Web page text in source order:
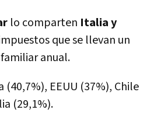
lo comparten Italia y
que se llevan un
anual.
(40,7%), EEUU (37%), Chile
(29,1%).